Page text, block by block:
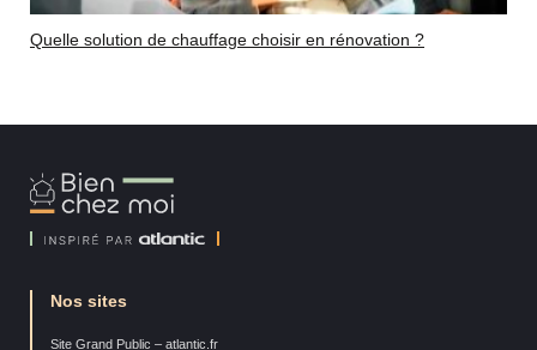
Quelle solution de chauffage choisir en rénovation ?
Bien
Chez
Nos sites
Site Grand Public – atlantic.fr